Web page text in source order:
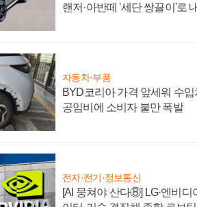
랜저·아반떼 '세단 쌍끌이'로
자동차·부품
BYD코리아 가격 앞세워 수
공임비에 소비자 불만 폭발
전자·전기·정보통신
[AI 뭉쳐야 산다⑧] LG·엔비디